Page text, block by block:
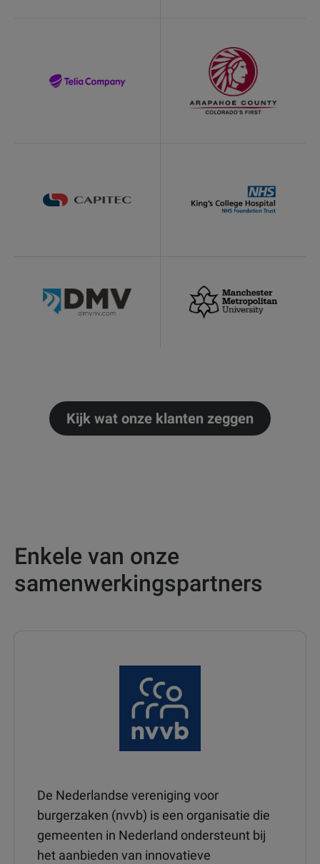
Kijk wat onze klanten zeggen
Enkele van onze
samenwerkingspartners
De Nederlandse vereniging voor
burgerzaken (nvvb) is een organisatie die
gemeenten in Nederland ondersteunt bij
het aanbieden van innovatieve